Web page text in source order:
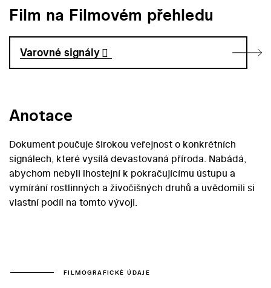
Film na Filmovém přehledu
Varovné signály
Anotace
Dokument poučuje širokou veřejnost o konkrétních
signálech, které vysílá devastovaná příroda. Nabádá,
abychom nebyli lhostejní k pokračujícímu ústupu a
vymírání rostlinných a živočišných druhů a uvědomili si
vlastní podíl na tomto vývoji.
FILMOGRAFICKÉ ÚDAJE